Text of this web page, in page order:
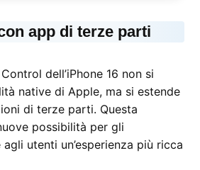
app di terze parti
dell’iPhone 16 non si
native di Apple, ma si estende
di terze parti. Questa
possibilità per gli
utenti un’esperienza più ricca